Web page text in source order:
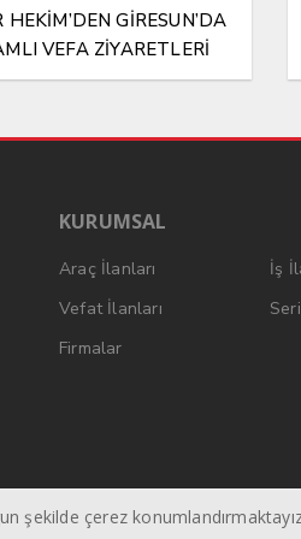
HEKİM’DEN GİRESUN’DA
VEFA ZİYARETLERİ
KURUMSAL
Araç İlanları
İş
Vefat İlanları
Firmalar
şekilde çerez